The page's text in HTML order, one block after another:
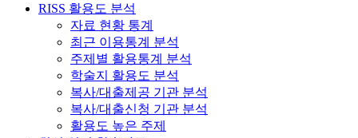
RISS 활용도 분석
자료 현황 통계
최근 이용통계 분석
주제별 활용통계 분석
학술지 활용도 분석
복사/대출제공 기관 분석
복사/대출신청 기관 분석
활용도 높은 주제